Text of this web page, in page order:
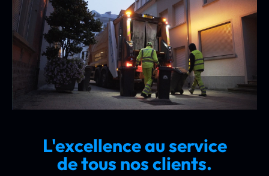
L'excellence au service
de tous nos clients.